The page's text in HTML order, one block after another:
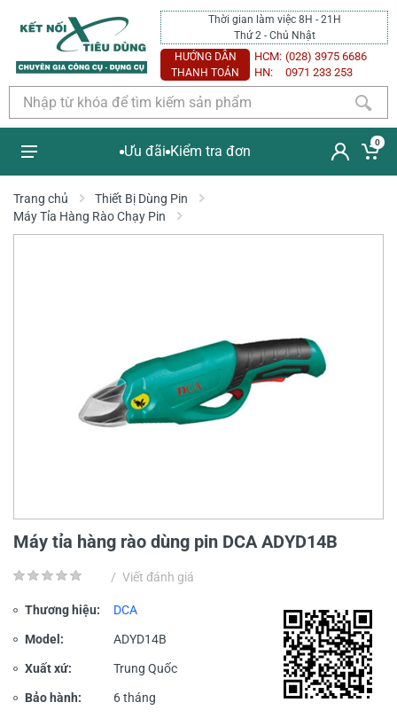
Thời gian làm việc 8H - 21H
Thứ 2 - Chủ Nhật
HƯỚNG DẪN
THANH TOÁN
HCM: (028) 3975 6686
HN:
0971 233 253
Ưu đãi Kiểm tra đơn
0
Trang chủ
Thiết Bị Dùng Pin
Máy Tỉa Hàng Rào Chạy Pin
Máy tỉa hàng rào dùng pin DCA ADYD14B
/ Viết đánh giá
Thương hiệu: DCA
Model: ADYD14B
Xuất xứ: Trung Quốc
Bảo hành: 6 tháng